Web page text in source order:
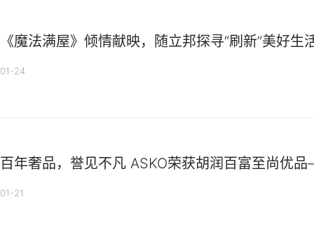
《魔法满屋》倾情献映，随立邦探寻“刷新”美好生
01-24
百年奢品，誉见不凡 ASKO荣获胡润百富至尚优
01-21